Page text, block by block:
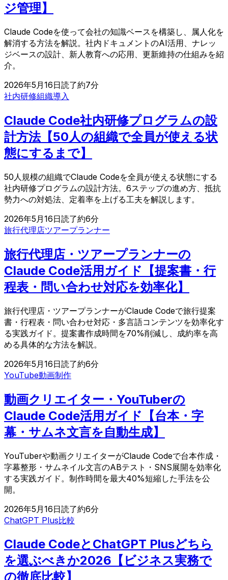
ジ管理】
Claude Codeを使って会社の知識ベースを構築し、属人化を
解消する方法を解説。社内ドキュメントのAI活用、ナレッ
ジベースの設計、新人教育への応用、更新維持の仕組みを紹
介。
2026年5月16日読了約7分
社内研修組織導入
Claude Code社内研修プログラムの設
計方法【50人の組織で全員が使える状
態にするまで】
50人規模の組織でClaude Codeを全員が使える状態にする
社内研修プログラムの設計方法。6ステップの進め方、抵抗
勢力への対処法、定着率を上げる工夫を解説します。
2026年5月16日読了約6分
旅行代理店ツアープランナー
旅行代理店・ツアープランナーの
Claude Code活用ガイド【提案書・行
程表・問い合わせ対応を効率化】
旅行代理店・ツアープランナーがClaude Codeで旅行提案
書・行程表・問い合わせ対応・多言語コンテンツを効率化す
る実践ガイド。提案書作成時間を70%削減し、成約率を高
める具体的な方法を解説。
2026年5月16日読了約6分
YouTube動画制作
動画クリエイター・YouTuberの
Claude Code活用ガイド【台本・字
幕・サムネ文言を自動生成】
YouTuberや動画クリエイターがClaude Codeで台本作成・
字幕整形・サムネイル文言のABテスト・SNS展開を効率化
する実践ガイド。制作時間を最大40%短縮した手法を公
開。
2026年5月16日読了約6分
ChatGPT Plus比較
Claude CodeとChatGPT Plusどちら
を選ぶべきか2026【ビジネス実務で
の徹底比較】